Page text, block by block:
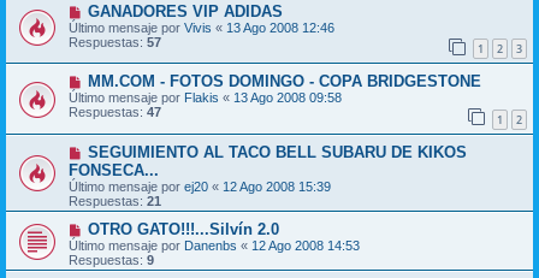
GANADORES VIP ADIDAS
Último mensaje por Vivis « 13 Ago 2008 12:46
Respuestas: 57 1 2 3
MM.COM - FOTOS DOMINGO - COPA BRIDGESTONE
Último mensaje por Flakis « 13 Ago 2008 09:58
Respuestas: 47 1 2
SEGUIMIENTO AL TACO BELL SUBARU DE KIKOS
FONSECA...
Último mensaje por ej20 « 12 Ago 2008 15:39
Respuestas: 21
OTRO GATO!!!...Silvín 2.0
Último mensaje por Danenbs « 12 Ago 2008 14:53
Respuestas: 9